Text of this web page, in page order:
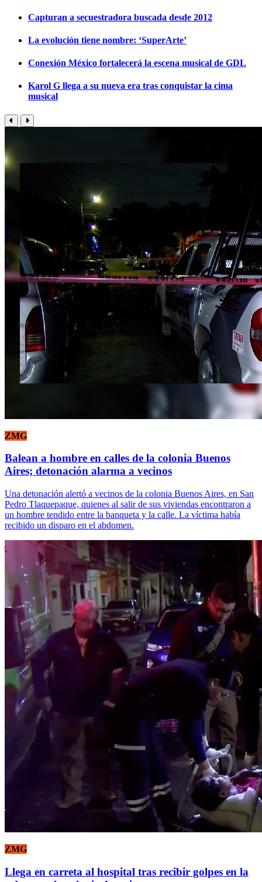
Capturan a secuestradora buscada desde 2012
La evolución tiene nombre: ‘SuperArte’
Conexión México fortalecerá la escena musical de GDL
Karol G llega a su nueva era tras conquistar la cima
musical
ZMG
Balean a hombre en calles de la colonia Buenos
Aires; detonación alarma a vecinos
Una detonación alertó a vecinos de la colonia Buenos Aires, en San
Pedro Tlaquepaque, quienes al salir de sus viviendas encontraron a
un hombre tendido entre la banqueta y la calle. La víctima había
recibido un disparo en el abdomen.
ZMG
Llega en carreta al hospital tras recibir golpes en la